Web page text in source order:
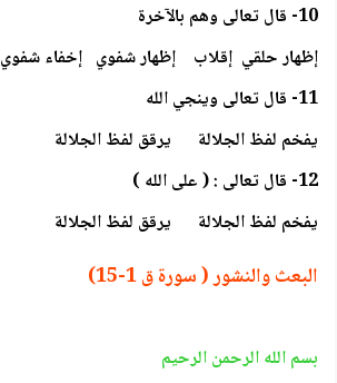
10- قال تعالى وهم بالآخرة
إظهار حلقي إقلاب إظهار شفوي إخفاء شفوي
11- قال تعالى وينجي الله
يفخم لفظ الجلالة يرقق لفظ الجلالة
12- قال تعالى : ( على الله )
يفخم لفظ الجلالة يرقق لفظ الجلالة
البعث والنشور ( سورة ق 1-15)
بسم الله الرحمن الرحيم